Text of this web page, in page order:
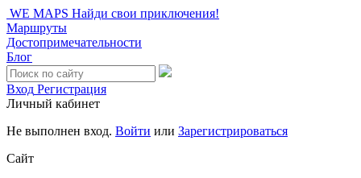
WE MAPS Найди свои приключения!
Маршруты
Достопримечательности
Блог
Вход Регистрация
Личный кабинет
Не выполнен вход. Войти или Зарегистрироваться
Сайт